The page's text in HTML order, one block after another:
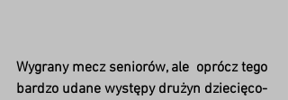
Wygrany mecz seniorów, ale  oprócz tego
bardzo udane występy drużyn dziecięco-